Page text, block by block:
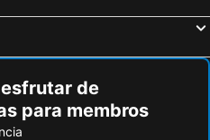
de
para membros